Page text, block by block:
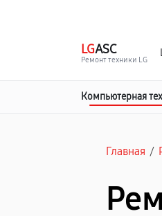
LGASC
Ремонт техники LG
Компьютерная
Главная /